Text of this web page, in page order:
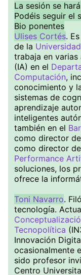
La sesión se
Podéis seguir el
Bio ponentes
Ulises Cortés.
de la
trabaja en
(IA) en el
Computación,
conocimiento y
sistemas de
aprendizaje
inteligentes
también en el
como director
como director
Performance
soluciones, los
ofrece la
Toni Navarro.
tecnología.
Tecnopolítica
Innovación
ocasionalmente
sido profesor
Centro